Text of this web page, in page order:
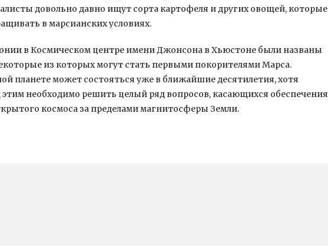
довольно давно ищут сорта картофеля и других овощей, которые
в марсианских условиях.
в Космическом центре имени Джонсона в Хьюстоне были названы
из которых могут стать первыми покорителями Марса.
планете может состояться уже в ближайшие десятилетия, хотя
необходимо решить целый ряд вопросов, касающихся обеспечения
космоса за пределами магнитосферы Земли.